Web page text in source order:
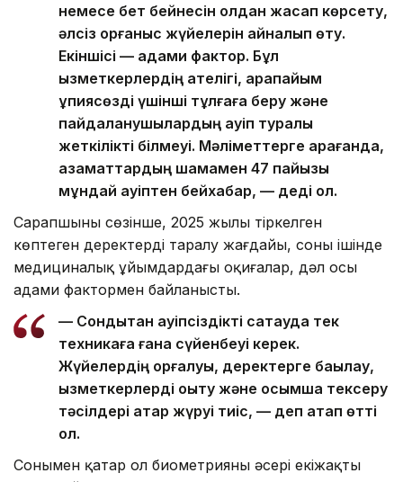
немесе бет бейнесін қолдан жасап көрсету,
әлсіз қорғаныс жүйелерін айналып өту.
Екіншісі — адами фактор. Бұл
қызметкерлердің қателігі, қарапайым
құпиясөзді үшінші тұлғаға беру және
пайдаланушылардың қауіп туралы
жеткілікті білмеуі. Мәліметтерге қарағанда,
азаматтардың шамамен 47 пайызы
мұндай қауіптен бейхабар, — деді ол.
Сарапшының сөзінше, 2025 жылы тіркелген
көптеген деректердің таралу жағдайы, соның ішінде
медициналық ұйымдардағы оқиғалар, дәл осы
адами фактормен байланысты.
— Сондықтан қауіпсіздікті сақтауда тек
техникаға ғана сүйенбеуі керек.
Жүйелердің қорғалуы, деректерге бақылау,
қызметкерлерді оқыту және қосымша тексеру
тәсілдері қатар жүруі тиіс, — деп атап өтті
ол.
Сонымен қатар ол биометрияның әсері екіжақты